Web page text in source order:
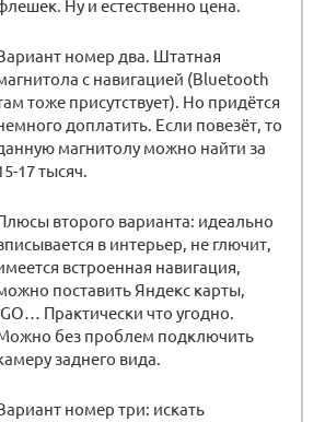
Ну и естественно цена.
номер два. Штатная
с навигацией (Bluetooth
тоже присутствует). Но придётся
доплатить. Если повезёт, то
магнитолу можно найти за
17 тысяч.
второго варианта: идеально
в интерьер, не глючит,
встроенная навигация,
поставить Яндекс карты,
Практически что угодно.
без проблем подключить
заднего вида.
номер три: искать